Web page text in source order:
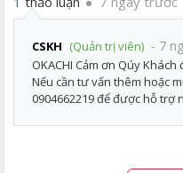
CSKH (Quản trị viên) - 7
OKACHI Cảm ơn Qúy
Nếu cần tư vấn thêm hoặc
0904662219 để được hỗ trợ